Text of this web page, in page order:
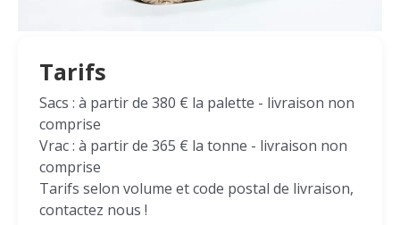
Tarifs
Sacs : à partir de 380 € la palette - livraison non
comprise
Vrac : à partir de 365 € la tonne - livraison non
comprise
Tarifs selon volume et code postal de livraison,
contactez nous !